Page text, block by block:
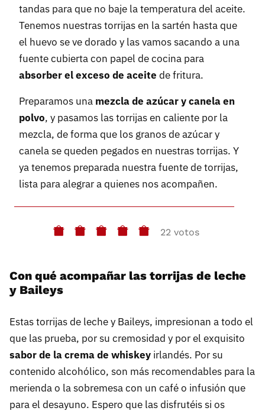
tandas para que no baje la temperatura del aceite.
Tenemos nuestras torrijas en la sartén hasta que
el huevo se ve dorado y las vamos sacando a una
fuente cubierta con papel de cocina para
absorber el exceso de aceite de fritura.
Preparamos una mezcla de azúcar y canela en
polvo, y pasamos las torrijas en caliente por la
mezcla, de forma que los granos de azúcar y
canela se queden pegados en nuestras torrijas. Y
ya tenemos preparada nuestra fuente de torrijas,
lista para alegrar a quienes nos acompañen.
22 votos
Con qué acompañar las torrijas de leche
y Baileys
Estas torrijas de leche y Baileys, impresionan a todo el
que las prueba, por su cremosidad y por el exquisito
sabor de la crema de whiskey irlandés. Por su
contenido alcohólico, son más recomendables para la
merienda o la sobremesa con un café o infusión que
para el desayuno. Espero que las disfrutéis si os